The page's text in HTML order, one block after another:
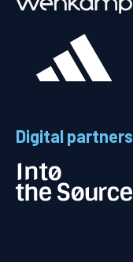
Digital partners